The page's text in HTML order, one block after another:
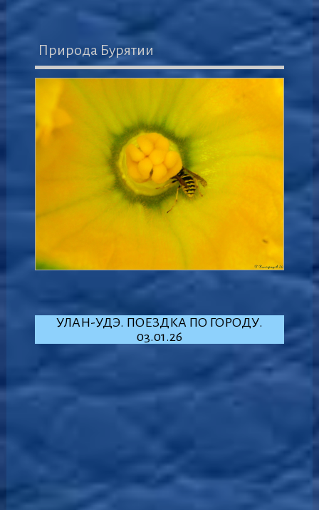
Природа Бурятии
УЛАН-УДЭ. ПОЕЗДКА ПО ГОРОДУ.
03.01.26